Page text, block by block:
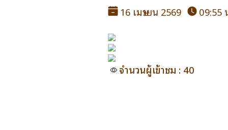
16 เมษายน 2569 09:55
จำนวนผู้เข้าชม : 40